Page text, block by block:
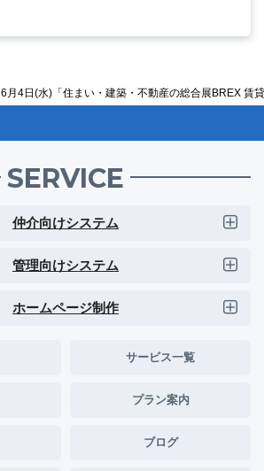
6月4日(水)「住まい・建築・不動産の総合展BREX 賃
SERVICE
仲介向けシステム
管理向けシステム
ホームページ制作
サービス一覧
プラン案内
ブログ